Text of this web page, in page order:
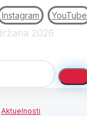
Instagram YouTube
2026
Aktuelnosti